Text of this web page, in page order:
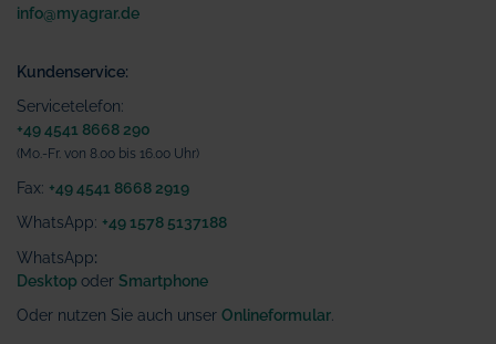
info@myagrar.de
Kundenservice:
Servicetelefon:
+49 4541 8668 290
(Mo.-Fr. von 8.00 bis 16.00 Uhr)
Fax: +49 4541 8668 2919
WhatsApp: +49 1578 5137188
WhatsApp:
Desktop oder Smartphone
Oder nutzen Sie auch unser Onlineformular